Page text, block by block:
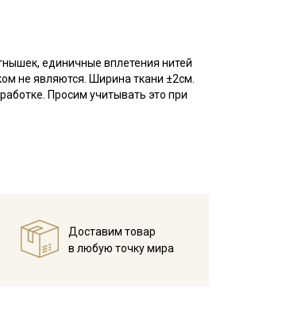
единичные вплетения нитей
не являются. Ширина ткани ±2см.
Просим учитывать это при
рекомендуется сначала
Доставим товар
в любую точку мира